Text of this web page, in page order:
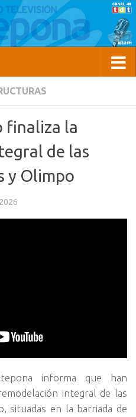
finaliza la
de las
y Olimpo
informa que han
integral de las
situadas en la barriada de